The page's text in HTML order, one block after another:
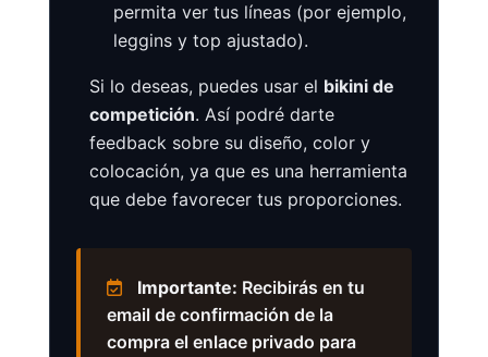
permita ver tus líneas (por ejemplo,
leggins y top ajustado).
Si lo deseas, puedes usar el bikini de
competición. Así podré darte
feedback sobre su diseño, color y
colocación, ya que es una herramienta
que debe favorecer tus proporciones.
Importante: Recibirás en tu
email de confirmación de la
compra el enlace privado para